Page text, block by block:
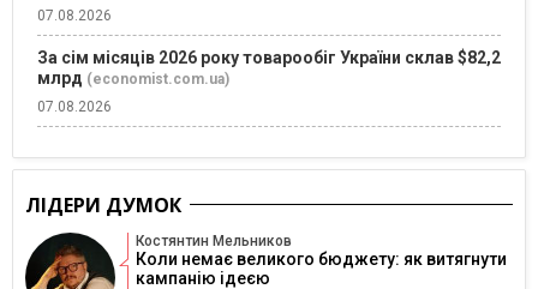
07.08.2026
За сім місяців 2026 року товарообіг України склав $82,2
млрд (economist.com.ua)
07.08.2026
ЛІДЕРИ ДУМОК
Костянтин Мельников
Коли немає великого бюджету: як витягнути
кампанію ідеєю